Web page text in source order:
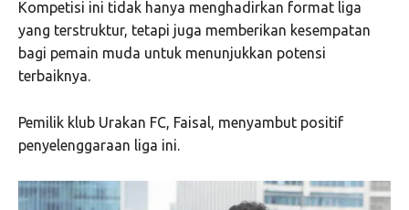
Kompetisi ini tidak hanya menghadirkan format liga
yang terstruktur, tetapi juga memberikan kesempatan
bagi pemain muda untuk menunjukkan potensi
terbaiknya.
Pemilik klub Urakan FC, Faisal, menyambut positif
penyelenggaraan liga ini.